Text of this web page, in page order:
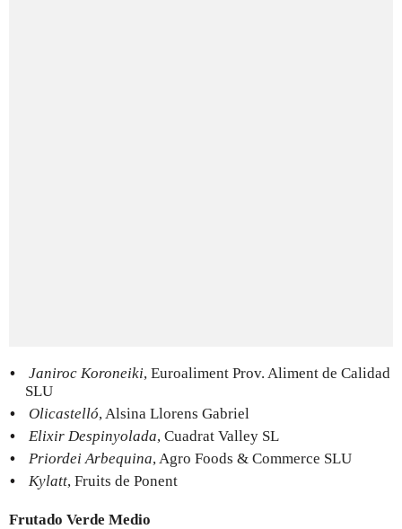
Janiroc Koroneiki, Euroaliment Prov. Aliment de Calidad
SLU
Olicastelló, Alsina Llorens Gabriel
Elixir Despinyolada, Cuadrat Valley SL
Priordei Arbequina, Agro Foods & Commerce SLU
Kylatt, Fruits de Ponent
Frutado Verde Medio